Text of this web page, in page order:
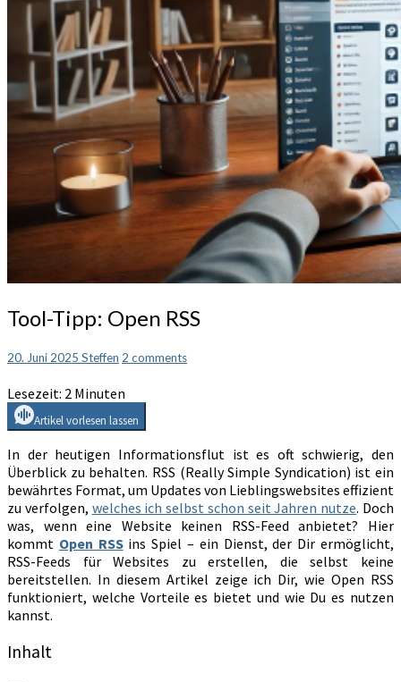
Tool-
Tipp:
RSS
Tool-Tipp: Open RSS
20. Juni 2025 Steffen Comments
2 comments
Lesezeit: 2 Minuten
Artikel vorlesen lassen
In der heutigen Informationsflut ist es oft schwierig, den
Überblick zu behalten. RSS (Really Simple Syndication) ist ein
bewährtes Format, um Updates von Lieblingswebsites effizient
zu verfolgen, welches ich selbst schon seit Jahren nutze. Doch
was, wenn eine Website keinen RSS-Feed anbietet? Hier
kommt Open RSSins Spiel – ein Dienst, der Dir ermöglicht,
RSS-Feeds für Websites zu erstellen, die selbst keine
bereitstellen. In diesem Artikel zeige ich Dir, wie Open RSS
funktioniert, welche Vorteile es bietet und wie Du es nutzen
kannst.
Inhalt